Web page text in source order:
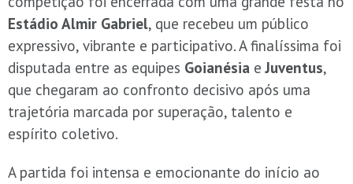
Estádio Almir Gabriel, que recebeu um público
expressivo, vibrante e participativo. A finalíssima foi
disputada entre as equipes Goianésia eJuventus,
que chegaram ao confronto decisivo após uma
trajetória marcada por superação, talento e
espírito coletivo.
A partida foi intensa e emocionante do início ao